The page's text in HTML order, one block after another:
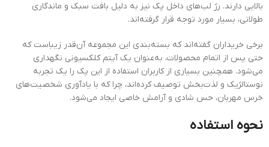
بالایی دارند. رژ لب‌های داخل پک نیز به دلیل بافت سبک و ماندگاری
طولانی، بسیار مورد توجه قرار گرفته‌اند.
برخی خریداران گفته‌اند که بسته‌بندی این مجموعه آن‌قدر زیباست که
حتی پس از اتمام محصولات، به‌عنوان یک آیتم کلکسیونی نگهداری
می‌شود. همچنین بسیاری از کاربران استفاده از این پک را یک تجربه
نوستالژیک و لذت‌بخش توصیف کرده‌اند، چرا که با یادآوری شخصیت‌های
خرس مهربان، حس شادی و آرامش خاصی ایجاد می‌شود.
نحوه استفاده